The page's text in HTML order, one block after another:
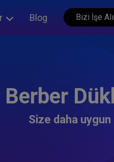
Blog Bizi İşe
Berber
Size daha